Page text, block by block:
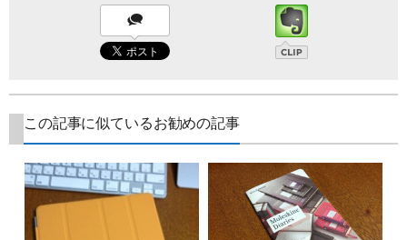
この記事に似ているお勧めの記事